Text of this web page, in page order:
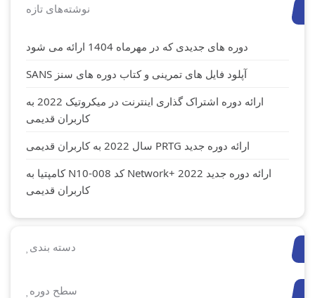
نوشته‌های تازه
دوره های جدیدی که در مهرماه 1404 ارائه می شود
آپلود فایل های تمرینی و کتاب دوره های سنز SANS
ارائه دوره اشتراک گذاری اینترنت در میکروتیک 2022 به
کاربران قدیمی
ارائه دوره جدید PRTG سال 2022 به کاربران قدیمی
ارائه دوره جدید Network+ 2022 کد N10-008 کامپتیا به
کاربران قدیمی
دسته بندی
سطح دوره